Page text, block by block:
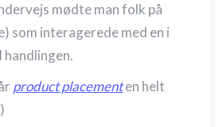
mødte man folk på
som interagerede med en i
product placementen helt